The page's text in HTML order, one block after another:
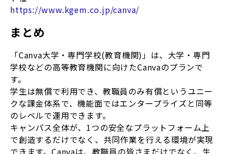
https://www.kgem.co.jp/canva/
まとめ
「Canva大学・専門学校(教育機関)」は、大学・専門
学校などの高等教育機関に向けたCanvaのプランで
す。
学生は無償で利用でき、教職員のみ有償というユニー
クな課金体系で、機能面ではエンタープライズと同等
のレベルで運用できます。
キャンパス全体が、1つの安全なプラットフォーム上
で創造するだけでなく、共同作業を行える環境が実現
できます。Canvaは、教職員の皆さまだけでなく、生